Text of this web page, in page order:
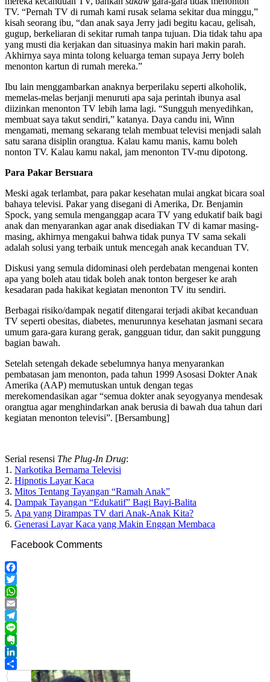
TV. “Pernah TV di rumah kami rusak selama sekitar dua minggu,”
kisah seorang ibu, “dan anak saya Jerry jadi begitu kacau, gelisah,
gugup, berkeliaran di sekitar rumah tanpa tujuan. Dia tidak tahu apa
yang musti dia kerjakan dan situasinya makin hari makin parah.
Akhirnya saya minta tolong keluarga teman supaya Jerry boleh
menonton kartun di rumah mereka.”
Ibu lain menggambarkan anaknya berperilaku seperti alkoholik,
memelas-melas berjanji menuruti apa saja perintah ibunya asal
diizinkan menonton TV lebih lama lagi. “Sungguh menyedihkan,
membuat saya takut sendiri,” katanya. Daya candu ini, Winn
mengamati, memang sekarang telah membuat televisi menjadi salah
satu sarana disiplin orangtua. Kalau kamu manis, kamu boleh
nonton TV. Kalau kamu nakal, jam menonton TV-mu dipotong.
Para Pakar Bersuara
Meski agak terlambat, para pakar kesehatan mulai angkat bicara soal
bahaya televisi. Pakar yang disegani di Amerika, Dr. Benjamin
Spock, yang semula menganggap acara TV yang edukatif baik bagi
anak dan menyarankan agar anak disediakan TV di kamar masing-
masing, akhirnya mengakui bahwa tidak punya TV sama sekali
adalah solusi yang terbaik untuk mencegah anak kecanduan TV.
Diskusi yang semula didominasi oleh perdebatan mengenai konten
apa yang boleh atau tidak boleh anak tonton bergeser ke arah
kesadaran pada hakikat kegiatan menonton TV itu sendiri.
Berbagai risiko/dampak negatif ditengarai terjadi akibat kecanduan
TV seperti obesitas, diabetes, menurunnya kesehatan jasmani secara
umum gara-gara kurang gerak, gangguan tidur, dan sakit punggung
bagian bawah.
Setelah setengah dekade sebelumnya hanya menyarankan
pembatasan jam menonton, pada tahun 1999 Asosasi Dokter Anak
Amerika (AAP) memutuskan untuk dengan tegas
merekomendasikan agar “semua dokter anak seyogyanya mendesak
orangtua agar menghindarkan anak berusia di bawah dua tahun dari
kegiatan menonton televisi”. [Bersambung]
Serial resensi The Plug-In Drug:
1. Narkotika Bernama Televisi
2. Hipnotis Layar Kaca
3. Mitos Tentang Tayangan “Ramah Anak”
4. Dampak Tayangan “Edukatif” Bagi Bayi-Balita
5. Apa yang Dirampas TV dari Anak-Anak Kita?
6. Generasi Layar Kaca yang Makin Enggan Membaca
Facebook Comments
Facebook
Twitter
WhatsApp
Email
Telegram
Line
Evernote
LinkedIn
Share